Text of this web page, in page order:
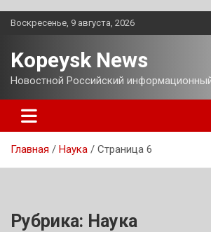
Перейти
Воскресенье, 9 августа, 2026
Kopeysk News
Новостной Российский
Главная Наука Страница 6
Рубрика: Наука